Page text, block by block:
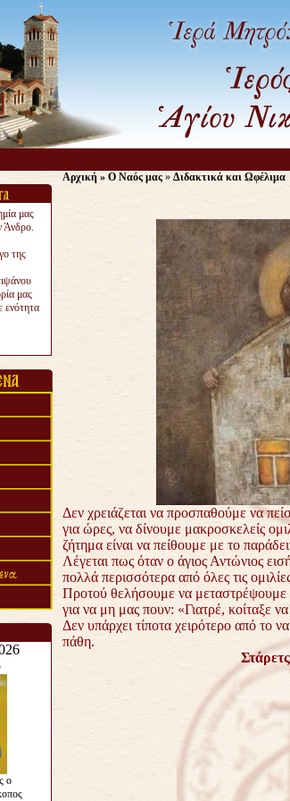
μας
Άνδρο.
της
μας
ενότητα
Αρχική» Ο Ναός μας» Διδακτικά και Ωφέλιμα
Δεν χρειάζεται να προσπαθούμε να
για ώρες, να δίνουμε μακροσκελείς
ζήτημα είναι να πείθουμε με το
Λέγεται πως όταν ο άγιος Αντώνιος
πολλά περισσότερα από όλες τις
Προτού θελήσουμε να μεταστρέψουμε
για να μη μας πουν: «Γιατρέ, κοίταξε
Δεν υπάρχει τίποτα χειρότερο από το
πάθη.